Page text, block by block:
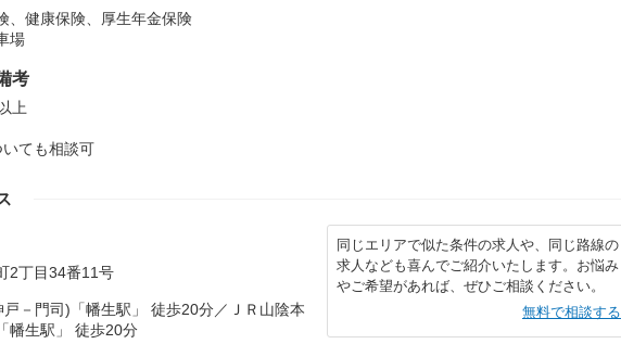
、健康保険、厚生年金保険
場
考
上
ても相談可
2丁目34番11号
戸－門司)「幡生駅」 徒歩20分／ＪＲ山陰本
幡生駅」 徒歩20分
同じエリアで似た条件の求人や、同じ路線の
求人なども喜んでご紹介いたします。お悩み
やご希望があれば、ぜひご相談ください。
無料で相談する